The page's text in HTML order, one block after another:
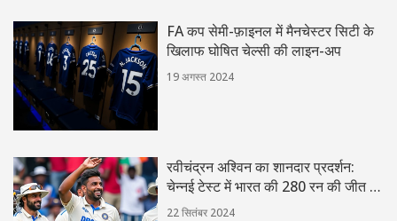
FA कप सेमी-फ़ाइनल में मैनचेस्टर सिटी के
खिलाफ घोषित चेल्सी की लाइन-अप
19 अगस्त 2024
रवीचंद्रन अश्विन का शानदार प्रदर्शन:
चेन्नई टेस्ट में भारत की 280 रन की जीत के
दौरान कई रिकॉर्ड तोड़े
22 सितंबर 2024